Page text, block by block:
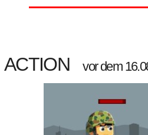
ACTIONvor dem